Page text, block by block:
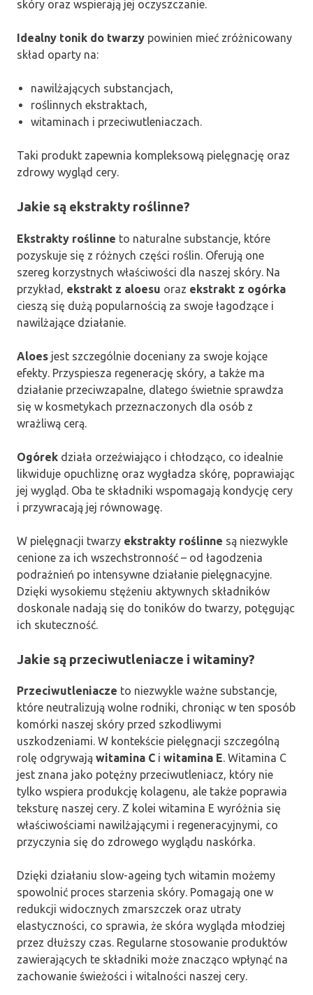
skóry oraz wspierają jej oczyszczanie.
Idealny tonik do twarzy powinien mieć zróżnicowany
skład oparty na:
nawilżających substancjach,
roślinnych ekstraktach,
witaminach i przeciwutleniaczach.
Taki produkt zapewnia kompleksową pielęgnację oraz
zdrowy wygląd cery.
Jakie są ekstrakty roślinne?
Ekstrakty roślinne to naturalne substancje, które
pozyskuje się z różnych części roślin. Oferują one
szereg korzystnych właściwości dla naszej skóry. Na
przykład, ekstrakt z aloesu oraz ekstrakt z ogórka
cieszą się dużą popularnością za swoje łagodzące i
nawilżające działanie.
Aloes jest szczególnie doceniany za swoje kojące
efekty. Przyspiesza regenerację skóry, a także ma
działanie przeciwzapalne, dlatego świetnie sprawdza
się w kosmetykach przeznaczonych dla osób z
wrażliwą cerą.
Ogórek działa orzeźwiająco i chłodząco, co idealnie
likwiduje opuchliznę oraz wygładza skórę, poprawiając
jej wygląd. Oba te składniki wspomagają kondycję cery
i przywracają jej równowagę.
W pielęgnacji twarzy ekstrakty roślinne są niezwykle
cenione za ich wszechstronność – od łagodzenia
podrażnień po intensywne działanie pielęgnacyjne.
Dzięki wysokiemu stężeniu aktywnych składników
doskonale nadają się do toników do twarzy, potęgując
ich skuteczność.
Jakie są przeciwutleniacze i witaminy?
Przeciwutleniacze to niezwykle ważne substancje,
które neutralizują wolne rodniki, chroniąc w ten sposób
komórki naszej skóry przed szkodliwymi
uszkodzeniami. W kontekście pielęgnacji szczególną
rolę odgrywają witamina C i witamina E. Witamina C
jest znana jako potężny przeciwutleniacz, który nie
tylko wspiera produkcję kolagenu, ale także poprawia
teksturę naszej cery. Z kolei witamina E wyróżnia się
właściwościami nawilżającymi i regeneracyjnymi, co
przyczynia się do zdrowego wyglądu naskórka.
Dzięki działaniu slow-ageing tych witamin możemy
spowolnić proces starzenia skóry. Pomagają one w
redukcji widocznych zmarszczek oraz utraty
elastyczności, co sprawia, że skóra wygląda młodziej
przez dłuższy czas. Regularne stosowanie produktów
zawierających te składniki może znacząco wpłynąć na
zachowanie świeżości i witalności naszej cery.